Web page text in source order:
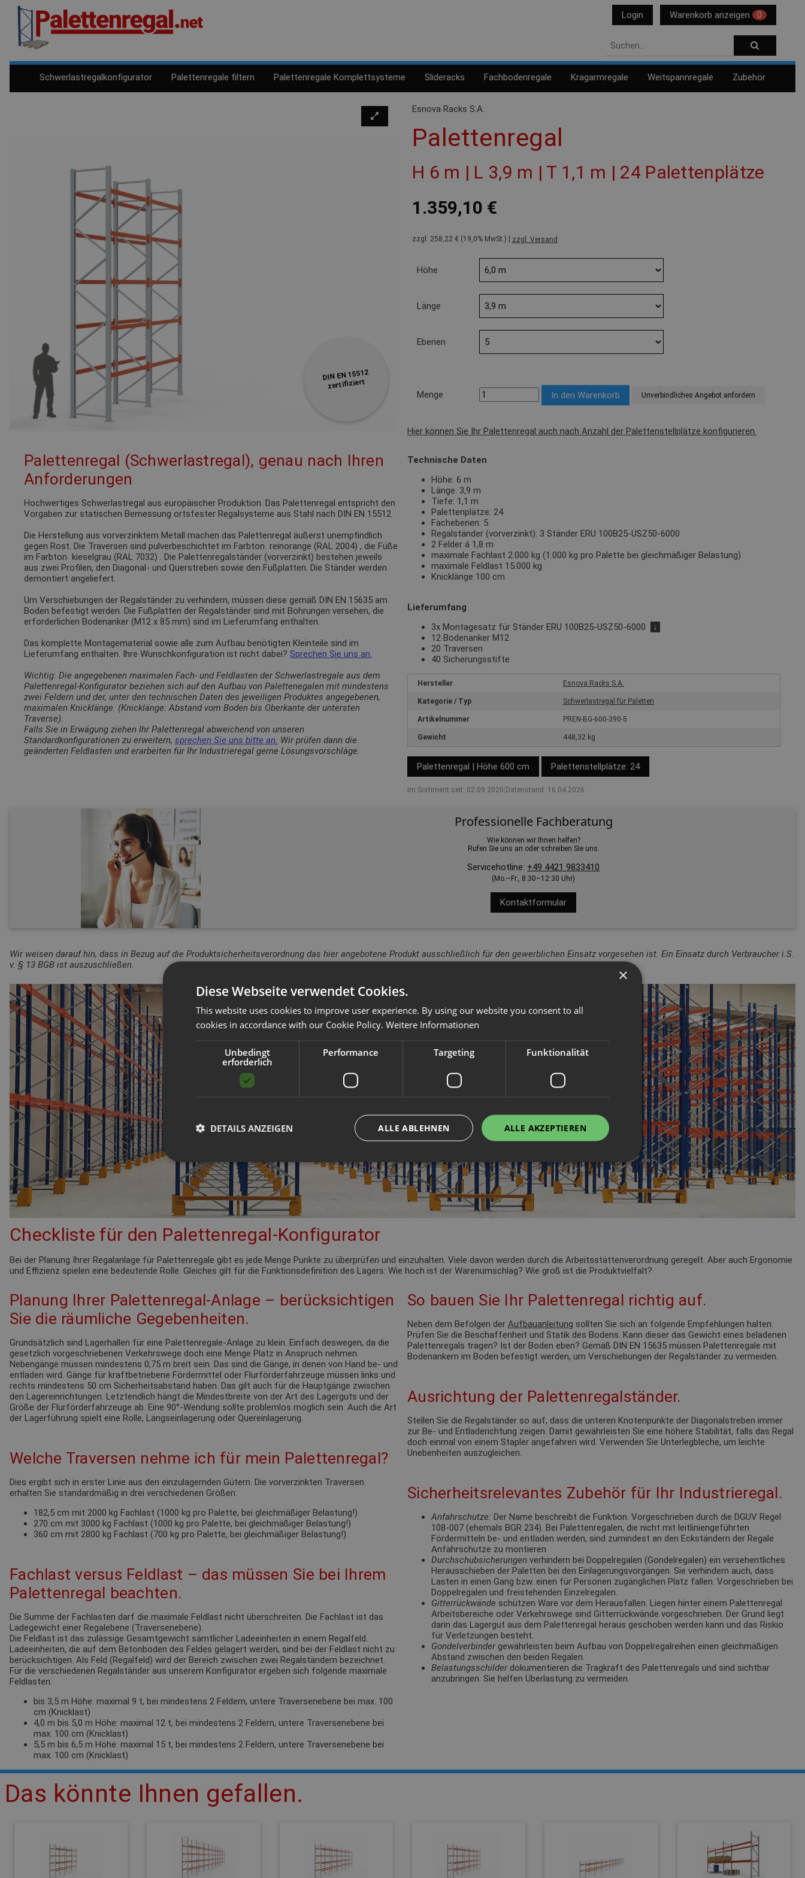
Login Warenkorb anzeigen 0
Schwerlastregalkonfigurator Palettenregale filtern Palettenregale Komplettsysteme Slideracks Fachbodenregale Kragarmregale Weitspannregale Zubehör
DIN EN 15512
zertifiziert
Esnova Racks S.A.
Palettenregal
H 6 m | L 3,9 m | T 1,1 m | 24 Palettenplätze
1.359,10 €
zzgl. 258,22 € (19,0% MwSt.) | zzgl. Versand
Höhe
Länge
Ebenen
Menge Unverbindliches Angebot anfordern
Hier können Sie Ihr Palettenregal auch nach Anzahl der Palettenstellplätze konfigurieren.
Palettenregal (Schwerlastregal), genau nach Ihren
Anforderungen
Hochwertiges Schwerlastregal aus europäischer Produktion. Das Palettenregal entspricht den
Vorgaben zur statischen Bemessung ortsfester Regalsysteme aus Stahl nach DIN EN 15512.
Die Herstellung aus vorverzinktem Metall machen das Palettenregal äußerst unempfindlich
gegen Rost. Die Traversen sind pulverbeschichtet im Farbton reinorange (RAL 2004) , die Füße
im Farbton kieselgrau (RAL 7032) . Die Palettenregalständer (vorverzinkt) bestehen jeweils
aus zwei Profilen, den Diagonal- und Querstreben sowie den Fußplatten. Die Ständer werden
demontiert angeliefert.
Um Verschiebungen der Regalständer zu verhindern, müssen diese gemäß DIN EN 15635 am
Boden befestigt werden. Die Fußplatten der Regalständer sind mit Bohrungen versehen, die
erforderlichen Bodenanker (M12 x 85 mm) sind im Lieferumfang enthalten.
Das komplette Montagematerial sowie alle zum Aufbau benötigten Kleinteile sind im
Lieferumfang enthalten. Ihre Wunschkonfiguration ist nicht dabei? Sprechen Sie uns an.
Wichtig: Die angegebenen maximalen Fach- und Feldlasten der Schwerlastregale aus dem
Palettenregal-Konfigurator beziehen sich auf den Aufbau von Palettenegalen mit mindestens
zwei Feldern und der, unter den technischen Daten des jeweiligen Produktes angegebenen,
maximalen Knicklänge. (Knicklänge: Abstand vom Boden bis Oberkante der untersten
Traverse).
Falls Sie in Erwägung ziehen Ihr Palettenregal abweichend von unseren
Standardkonfigurationen zu erweitern, sprechen Sie uns bitte an. Wir prüfen dann die
geänderten Feldlasten und erarbeiten für Ihr Industrieregal gerne Lösungsvorschläge.
Technische Daten
Höhe: 6 m
Länge: 3,9 m
Tiefe: 1,1 m
Palettenplätze: 24
Fachebenen: 5
Regalständer (vorverzinkt): 3 Ständer ERU 100B25-USZ50-6000
2 Felder á 1,8 m
maximale Fachlast 2.000 kg (1.000 kg pro Palette bei gleichmäßiger Belastung)
maximale Feldlast 15.000 kg
Knicklänge 100 cm
Lieferumfang
3x Montagesatz für Ständer ERU 100B25-USZ50-6000
↓
12 Bodenanker M12
20 Traversen
40 Sicherungsstifte
Hersteller Esnova Racks S.A.
Kategorie / Typ Schwerlastregal für Paletten
Artikelnummer PREN-BG-600-390-5
Gewicht 448,32 kg
Palettenregal | Höhe 600 cm Palettenstellplätze: 24
Im Sortiment seit: 02.09.2020 Datenstand: 16.04.2026
Professionelle Fachberatung
Wie können wir Ihnen helfen?
Rufen Sie uns an oder schreiben Sie uns.
Servicehotline: +49 4421 9833410
(Mo.–Fr., 8:30–12:30 Uhr)
Kontaktformular
Wir weisen darauf hin, dass in Bezug auf die Produktsicherheitsverordnung das hier angebotene Produkt ausschließlich für den gewerblichen Einsatz vorgesehen ist. Ein Einsatz durch Verbraucher i.S.
v. § 13 BGB ist auszuschließen.
Checkliste für den Palettenregal-Konfigurator
Bei der Planung Ihrer Regalanlage für Palettenregale gibt es jede Menge Punkte zu überprüfen und einzuhalten. Viele davon werden durch die Arbeitsstättenverordnung geregelt. Aber auch Ergonomie
und Effizienz spielen eine bedeutende Rolle. Gleiches gilt für die Funktionsdefinition des Lagers: Wie hoch ist der Warenumschlag? Wie groß ist die Produktvielfalt?
Planung Ihrer Palettenregal-Anlage – berücksichtigen
Sie die räumliche Gegebenheiten.
Grundsätzlich sind Lagerhallen für eine Palettenregale-Anlage zu klein. Einfach deswegen, da die
gesetzlich vorgeschriebenen Verkehrswege doch eine Menge Platz in Anspruch nehmen.
Nebengänge müssen mindestens 0,75 m breit sein. Das sind die Gänge, in denen von Hand be- und
entladen wird. Gänge für kraftbetriebene Fördermittel oder Flurförderfahrzeuge müssen links und
rechts mindestens 50 cm Sicherheitsabstand haben. Das gilt auch für die Hauptgänge zwischen
den Lagereinrichtungen. Letztendlich hängt die Mindestbreite von der Art des Lagerguts und der
Größe der Flurförderfahrzeuge ab. Eine 90°-Wendung sollte problemlos möglich sein. Auch die Art
der Lagerführung spielt eine Rolle, Längseinlagerung oder Quereinlagerung.
Welche Traversen nehme ich für mein Palettenregal?
Dies ergibt sich in erster Linie aus den einzulagernden Gütern. Die vorverzinkten Traversen
erhalten Sie standardmäßig in drei verschiedenen Größen:
182,5 cm mit 2000 kg Fachlast (1000 kg pro Palette, bei gleichmäßiger Belastung!)
270 cm mit 3000 kg Fachlast (1000 kg pro Palette, bei gleichmäßiger Belastung!)
360 cm mit 2800 kg Fachlast (700 kg pro Palette, bei gleichmäßiger Belastung!)
Fachlast versus Feldlast – das müssen Sie bei Ihrem
Palettenregal beachten.
Die Summe der Fachlasten darf die maximale Feldlast nicht überschreiten. Die Fachlast ist das
Ladegewicht einer Regalebene (Traversenebene).
Die Feldlast ist das zulässige Gesamtgewicht sämtlicher Ladeeinheiten in einem Regalfeld.
Ladeeinheiten, die auf dem Betonboden des Feldes gelagert werden, sind bei der Feldlast nicht zu
berücksichtigen. Als Feld (Regalfeld) wird der Bereich zwischen zwei Regalständern bezeichnet.
Für die verschiedenen Regalständer aus unserem Konfigurator ergeben sich folgende maximale
Feldlasten:
bis 3,5 m Höhe: maximal 9 t, bei mindestens 2 Feldern, untere Traversenebene bei max. 100
cm (Knicklast)
4,0 m bis 5,0 m Höhe: maximal 12 t, bei mindestens 2 Feldern, untere Traversenebene bei
max. 100 cm (Knicklast)
5,5 m bis 6,5 m Höhe: maximal 15 t, bei mindestens 2 Feldern, untere Traversenebene bei
max. 100 cm (Knicklast)
So bauen Sie Ihr Palettenregal richtig auf.
Neben dem Befolgen der Aufbauanleitung sollten Sie sich an folgende Empfehlungen halten:
Prüfen Sie die Beschaffenheit und Statik des Bodens. Kann dieser das Gewicht eines beladenen
Palettenregals tragen? Ist der Boden eben? Gemäß DIN EN 15635 müssen Palettenregale mit
Bodenankern im Boden befestigt werden, um Verschiebungen der Regalständer zu vermeiden.
Ausrichtung der Palettenregalständer.
Stellen Sie die Regalständer so auf, dass die unteren Knotenpunkte der Diagonalstreben immer
zur Be- und Entladerichtung zeigen. Damit gewährleisten Sie eine höhere Stabilität, falls das Regal
doch einmal von einem Stapler angefahren wird. Verwenden Sie Unterlegbleche, um leichte
Unebenheiten auszugleichen.
Sicherheitsrelevantes Zubehör für Ihr Industrieregal.
Anfahrschutze: Der Name beschreibt die Funktion. Vorgeschrieben durch die DGUV Regel
108-007 (ehemals BGR 234). Bei Palettenregalen, die nicht mit leitliniengeführten
Fördermitteln be- und entladen werden, sind zumindest an den Eckständern der Regale
Anfahrschutze zu montieren
Durchschubsicherungen verhindern bei Doppelregalen (Gondelregalen) ein versehentliches
Herausschieben der Paletten bei den Einlagerungsvorgängen. Sie verhindern auch, dass
Lasten in einen Gang bzw. einen für Personen zugänglichen Platz fallen. Vorgeschrieben bei
Doppelregalen und freistehenden Einzelregalen.
Gitterrückwände schützen Ware vor dem Herausfallen. Liegen hinter einem Palettenregal
Arbeitsbereiche oder Verkehrswege sind Gitterrückwände vorgeschrieben. Der Grund liegt
darin das Lagergut aus dem Palettenregal heraus geschoben werden kann und das Riskio
für Verletzungen besteht.
Gondelverbindergewährleisten beim Aufbau von Doppelregalreihen einen gleichmäßigen
Abstand zwischen den beiden Regalen.
Belastungsschilderdokumentieren die Tragkraft des Palettenregals und sind sichtbar
anzubringen. Sie helfen Überlastung zu vermeiden.
Das könnte Ihnen gefallen.
×
Diese Webseite verwendet Cookies.
This website uses cookies to improve user experience. By using our website you consent to all
cookies in accordance with our Cookie Policy. Weitere Informationen
Unbedingt
erforderlich
Performance Targeting Funktionalität
ALLE AKZEPTIEREN
ALLE ABLEHNEN
DETAILS ANZEIGEN